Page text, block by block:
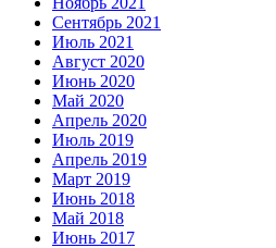
Сентябрь 2021
Июль 2021
Август 2020
Июнь 2020
Май 2020
Апрель 2020
Июль 2019
Апрель 2019
Март 2019
Июнь 2018
Май 2018
Июнь 2017